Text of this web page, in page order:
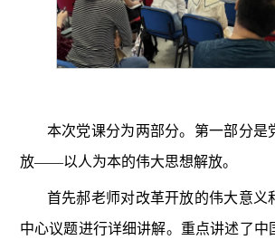
本次党课分为两部分。第一部分是
放——以人为本的伟大思想解放。
首先郝老师对改革开放的伟大意义
中心议题进行详细讲解。重点讲述了中